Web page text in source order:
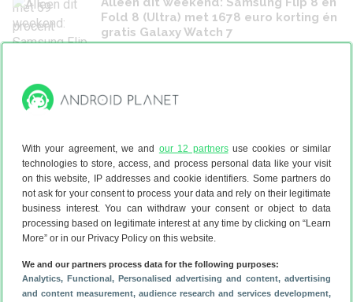
With your agreement, we and our 12 partnersuse cookies or similar
technologies to store, access, and process personal data like your visit
on this website, IP addresses and cookie identifiers. Some partners do
not ask for your consent to process your data and rely on their legitimate
business interest. You can withdraw your consent or object to data
processing based on legitimate interest at any time by clicking on “Learn
More” or in our Privacy Policy on this website.
We and our partners process data for the following purposes:
Analytics, Functional, Personalised advertising and content, advertising
and content measurement, audience research and services development,
Fold 8 (Ultra) met 1678 euro korting én
gratis Galaxy Watch 7
Z Fold8 (Ultra) en Z Flip8 op een rijtje
Deze premium koptelefoon van
Sennheiser (of Sony) krijg je nu voor
niks
30 juli 2026
Waarom dit het perfecte moment is
om de Google Pixel 10 Pro te kopen